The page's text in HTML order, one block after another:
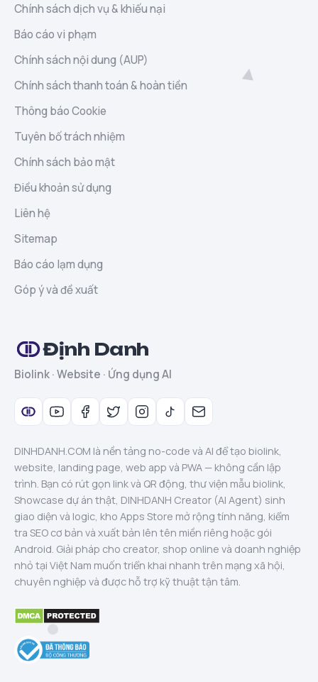
Chính sách dịch vụ & khiếu nại
Báo cáo vi phạm
Chính sách nội dung (AUP)
Chính sách thanh toán & hoàn tiền
Thông báo Cookie
Tuyên bố trách nhiệm
Chính sách bảo mật
Điều khoản sử dụng
Liên hệ
Sitemap
Báo cáo lạm dụng
Góp ý và đề xuất
Định Danh
Biolink · Website · Ứng dụng AI
DINHDANH.COM là nền tảng no-code và AI để tạo biolink,
website, landing page, web app và PWA — không cần lập
trình. Bạn có rút gọn link và QR động, thư viện mẫu biolink,
Showcase dự án thật, DINHDANH Creator (AI Agent) sinh
giao diện và logic, kho Apps Store mở rộng tính năng, kiểm
tra SEO cơ bản và xuất bản lên tên miền riêng hoặc gói
Android. Giải pháp cho creator, shop online và doanh nghiệp
nhỏ tại Việt Nam muốn triển khai nhanh trên mạng xã hội,
chuyên nghiệp và được hỗ trợ kỹ thuật tận tâm.